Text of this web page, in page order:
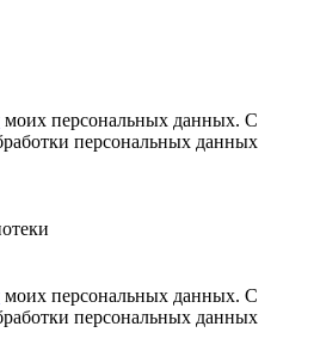
моих персональных данных. С
персональных данных
моих персональных данных. С
персональных данных